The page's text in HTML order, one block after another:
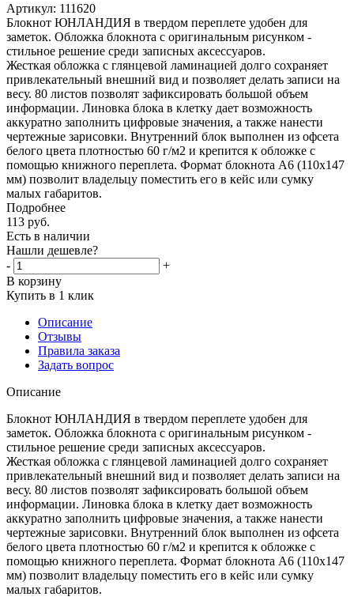
Артикул: 111620
Блокнот ЮНЛАНДИЯ в твердом переплете удобен для
заметок. Обложка блокнота с оригинальным рисунком -
стильное решение среди записных аксессуаров.
Жесткая обложка с глянцевой ламинацией долго сохраняет
привлекательный внешний вид и позволяет делать записи на
весу. 80 листов позволят зафиксировать большой объем
информации. Линовка блока в клетку дает возможность
аккуратно заполнить цифровые значения, а также нанести
чертежные зарисовки. Внутренний блок выполнен из офсета
белого цвета плотностью 60 г/м2 и крепится к обложке с
помощью книжного переплета. Формат блокнота А6 (110х147
мм) позволит владельцу поместить его в кейс или сумку
малых габаритов.
Подробнее
113 руб.
Есть в наличии
Нашли дешевле?
-
+
В корзину
Купить в 1 клик
Описание
Отзывы
Правила заказа
Задать вопрос
Описание
Блокнот ЮНЛАНДИЯ в твердом переплете удобен для
заметок. Обложка блокнота с оригинальным рисунком -
стильное решение среди записных аксессуаров.
Жесткая обложка с глянцевой ламинацией долго сохраняет
привлекательный внешний вид и позволяет делать записи на
весу. 80 листов позволят зафиксировать большой объем
информации. Линовка блока в клетку дает возможность
аккуратно заполнить цифровые значения, а также нанести
чертежные зарисовки. Внутренний блок выполнен из офсета
белого цвета плотностью 60 г/м2 и крепится к обложке с
помощью книжного переплета. Формат блокнота А6 (110х147
мм) позволит владельцу поместить его в кейс или сумку
малых габаритов.